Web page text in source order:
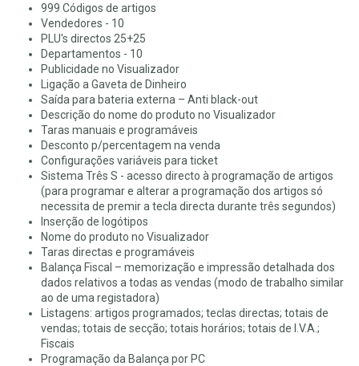
999 Códigos de artigos
Vendedores - 10
PLU's directos 25+25
Departamentos - 10
Publicidade no Visualizador
Ligação a Gaveta de Dinheiro
Saída para bateria externa – Anti black-out
Descrição do nome do produto no Visualizador
Taras manuais e programáveis
Desconto p/percentagem na venda
Configurações variáveis para ticket
Sistema Três S - acesso directo à programação de artigos
(para programar e alterar a programação dos artigos só
necessita de premir a tecla directa durante três segundos)
Inserção de logótipos
Nome do produto no Visualizador
Taras directas e programáveis
Balança Fiscal – memorização e impressão detalhada dos
dados relativos a todas as vendas (modo de trabalho similar
ao de uma registadora)
Listagens: artigos programados; teclas directas; totais de
vendas; totais de secção; totais horários; totais de I.V.A.;
Fiscais
Programação da Balança por PC